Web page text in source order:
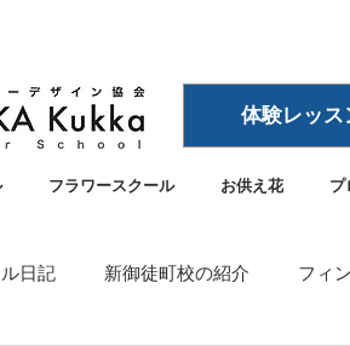
体験レッ
フラワースクール お供え花 プ
日記 新御徒町校の紹介 フィ